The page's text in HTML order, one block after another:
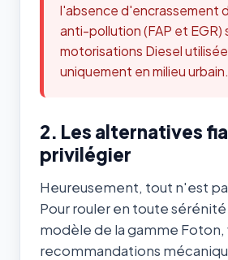
l'absence d'encrassement
anti-pollution (FAP et EGR)
motorisations Diesel
uniquement en milieu urbain.
2. Les alternatives
privilégier
Heureusement, tout n'est
Pour rouler en toute sérénité
modèle de la gamme Foton,
recommandations